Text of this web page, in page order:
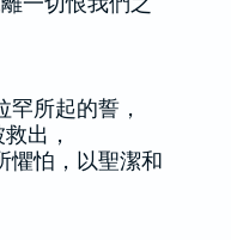
罕所起的誓，
出，
懼怕，以聖潔和